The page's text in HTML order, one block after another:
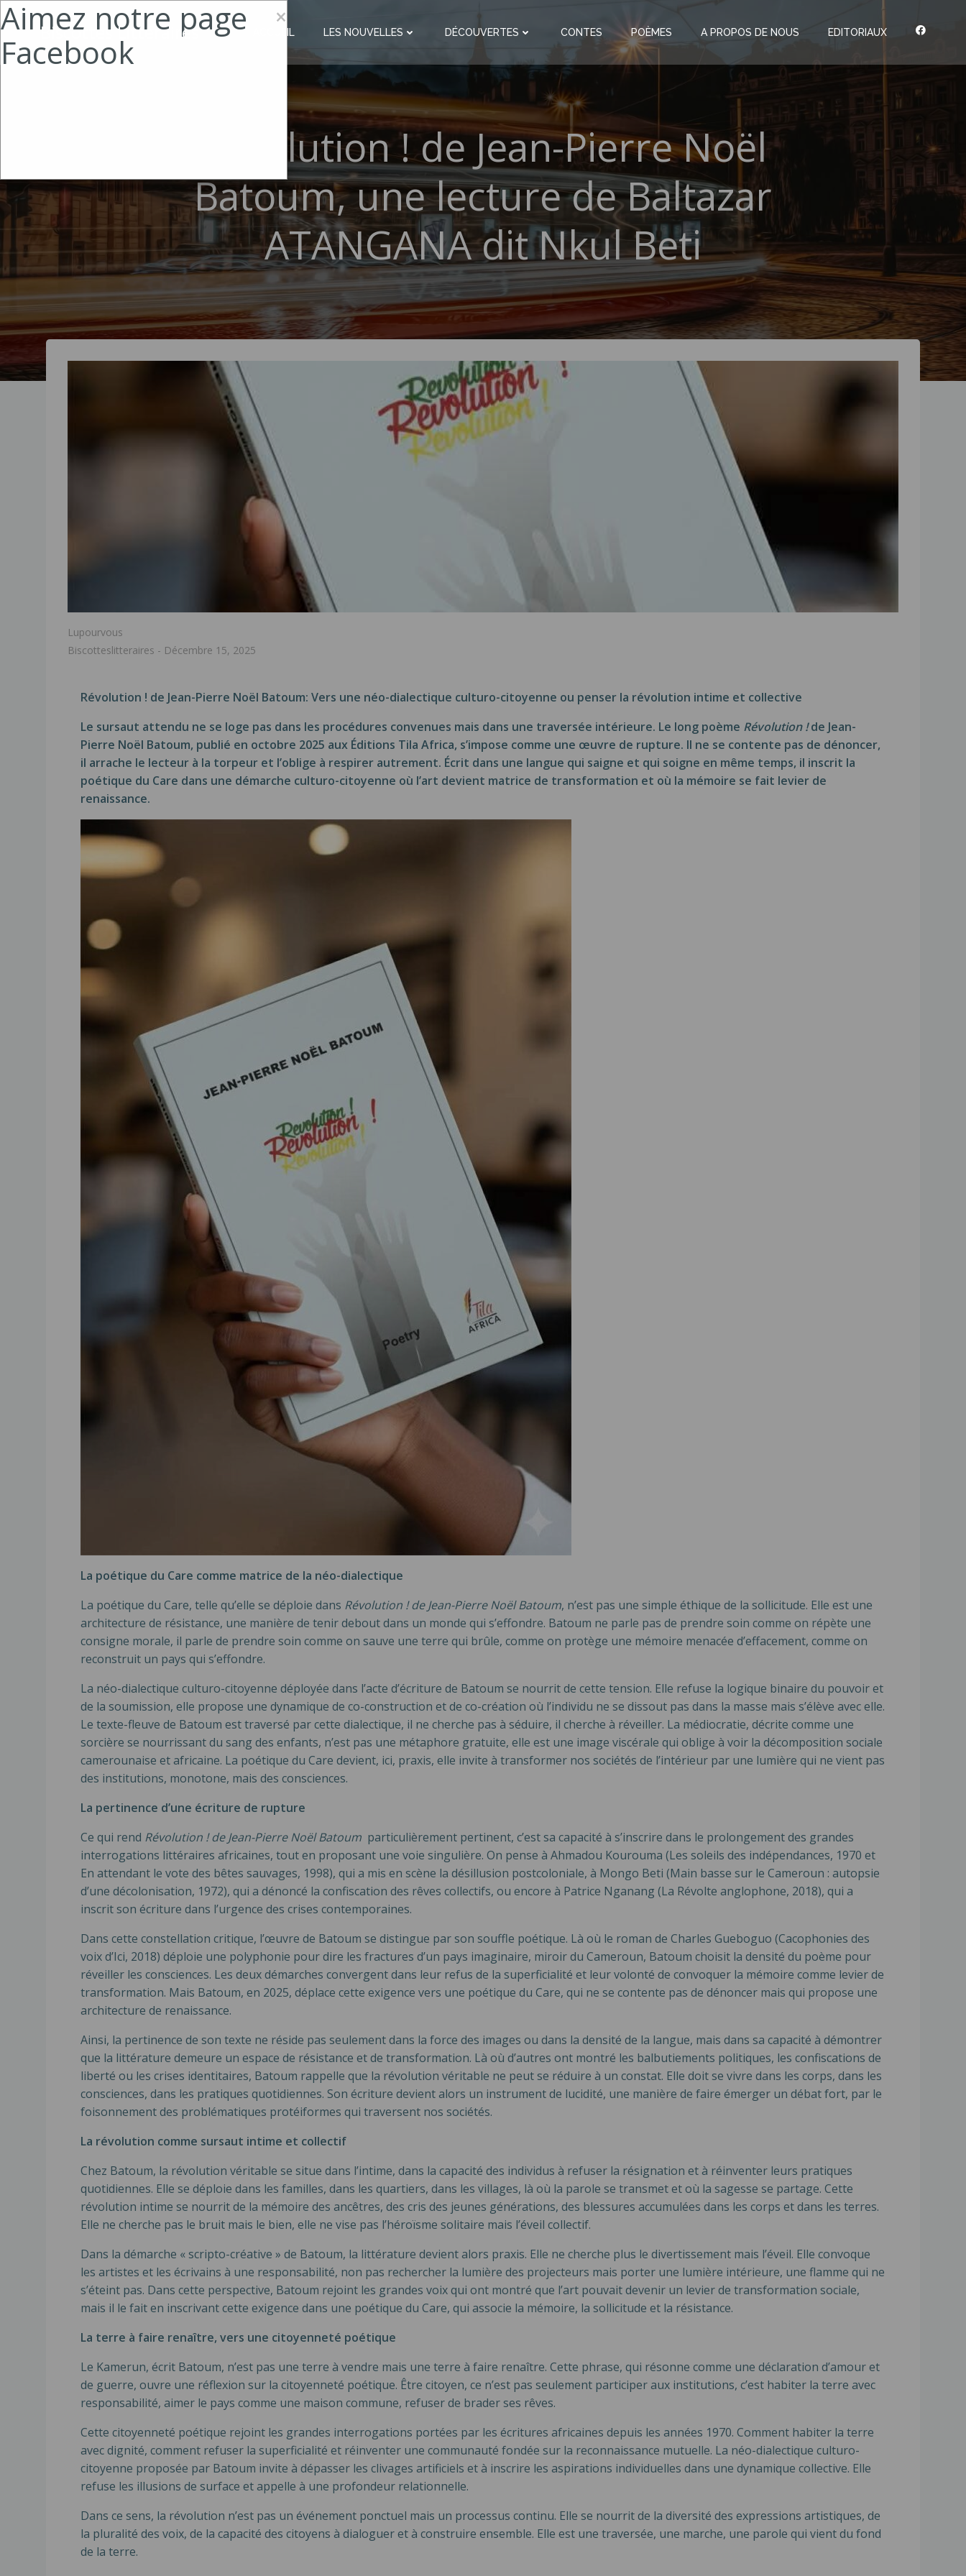
Biscottes Littéraires ACCUEIL LES NOUVELLES DÉCOUVERTES CONTES POÈMES A PROPOS DE NOUS EDITORIAUX
Révolution ! de Jean-Pierre Noël
Batoum, une lecture de Baltazar
ATANGANA dit Nkul Beti
Lupourvous
Biscotteslitteraires - Décembre 15, 2025
Révolution ! de Jean-Pierre Noël Batoum: Vers une néo-dialectique culturo-citoyenne ou penser la révolution intime et collective
Le sursaut attendu ne se loge pas dans les procédures convenues mais dans une traversée intérieure. Le long poème Révolution !de Jean-
Pierre Noël Batoum, publié en octobre 2025 aux Éditions Tila Africa, s’impose comme une œuvre de rupture. Il ne se contente pas de dénoncer,
il arrache le lecteur à la torpeur et l’oblige à respirer autrement. Écrit dans une langue qui saigne et qui soigne en même temps, il inscrit la
poétique du Care dans une démarche culturo-citoyenne où l’art devient matrice de transformation et où la mémoire se fait levier de
renaissance.
La poétique du Care comme matrice de la néo-dialectique
La poétique du Care, telle qu’elle se déploie dans Révolution ! de Jean-Pierre Noël Batoum, n’est pas une simple éthique de la sollicitude. Elle est une
architecture de résistance, une manière de tenir debout dans un monde qui s’effondre. Batoum ne parle pas de prendre soin comme on répète une
consigne morale, il parle de prendre soin comme on sauve une terre qui brûle, comme on protège une mémoire menacée d’effacement, comme on
reconstruit un pays qui s’effondre.
La néo-dialectique culturo-citoyenne déployée dans l’acte d’écriture de Batoum se nourrit de cette tension. Elle refuse la logique binaire du pouvoir et
de la soumission, elle propose une dynamique de co-construction et de co-création où l’individu ne se dissout pas dans la masse mais s’élève avec elle.
Le texte-fleuve de Batoum est traversé par cette dialectique, il ne cherche pas à séduire, il cherche à réveiller. La médiocratie, décrite comme une
sorcière se nourrissant du sang des enfants, n’est pas une métaphore gratuite, elle est une image viscérale qui oblige à voir la décomposition sociale
camerounaise et africaine. La poétique du Care devient, ici, praxis, elle invite à transformer nos sociétés de l’intérieur par une lumière qui ne vient pas
des institutions, monotone, mais des consciences.
La pertinence d’une écriture de rupture
Ce qui rend Révolution ! de Jean-Pierre Noël Batoum particulièrement pertinent, c’est sa capacité à s’inscrire dans le prolongement des grandes
interrogations littéraires africaines, tout en proposant une voie singulière. On pense à Ahmadou Kourouma (Les soleils des indépendances, 1970 et
En attendant le vote des bêtes sauvages, 1998), qui a mis en scène la désillusion postcoloniale, à Mongo Beti (Main basse sur le Cameroun : autopsie
d’une décolonisation, 1972), qui a dénoncé la confiscation des rêves collectifs, ou encore à Patrice Nganang (La Révolte anglophone, 2018), qui a
inscrit son écriture dans l’urgence des crises contemporaines.
Dans cette constellation critique, l’œuvre de Batoum se distingue par son souffle poétique. Là où le roman de Charles Gueboguo (Cacophonies des
voix d’Ici, 2018) déploie une polyphonie pour dire les fractures d’un pays imaginaire, miroir du Cameroun, Batoum choisit la densité du poème pour
réveiller les consciences. Les deux démarches convergent dans leur refus de la superficialité et leur volonté de convoquer la mémoire comme levier de
transformation. Mais Batoum, en 2025, déplace cette exigence vers une poétique du Care, qui ne se contente pas de dénoncer mais qui propose une
architecture de renaissance.
Ainsi, la pertinence de son texte ne réside pas seulement dans la force des images ou dans la densité de la langue, mais dans sa capacité à démontrer
que la littérature demeure un espace de résistance et de transformation. Là où d’autres ont montré les balbutiements politiques, les confiscations de
liberté ou les crises identitaires, Batoum rappelle que la révolution véritable ne peut se réduire à un constat. Elle doit se vivre dans les corps, dans les
consciences, dans les pratiques quotidiennes. Son écriture devient alors un instrument de lucidité, une manière de faire émerger un débat fort, par le
foisonnement des problématiques protéiformes qui traversent nos sociétés.
La révolution comme sursaut intime et collectif
Chez Batoum, la révolution véritable se situe dans l’intime, dans la capacité des individus à refuser la résignation et à réinventer leurs pratiques
quotidiennes. Elle se déploie dans les familles, dans les quartiers, dans les villages, là où la parole se transmet et où la sagesse se partage. Cette
révolution intime se nourrit de la mémoire des ancêtres, des cris des jeunes générations, des blessures accumulées dans les corps et dans les terres.
Elle ne cherche pas le bruit mais le bien, elle ne vise pas l’héroïsme solitaire mais l’éveil collectif.
Dans la démarche « scripto-créative » de Batoum, la littérature devient alors praxis. Elle ne cherche plus le divertissement mais l’éveil. Elle convoque
les artistes et les écrivains à une responsabilité, non pas rechercher la lumière des projecteurs mais porter une lumière intérieure, une flamme qui ne
s’éteint pas. Dans cette perspective, Batoum rejoint les grandes voix qui ont montré que l’art pouvait devenir un levier de transformation sociale,
mais il le fait en inscrivant cette exigence dans une poétique du Care, qui associe la mémoire, la sollicitude et la résistance.
La terre à faire renaître, vers une citoyenneté poétique
Le Kamerun, écrit Batoum, n’est pas une terre à vendre mais une terre à faire renaître. Cette phrase, qui résonne comme une déclaration d’amour et
de guerre, ouvre une réflexion sur la citoyenneté poétique. Être citoyen, ce n’est pas seulement participer aux institutions, c’est habiter la terre avec
responsabilité, aimer le pays comme une maison commune, refuser de brader ses rêves.
Cette citoyenneté poétique rejoint les grandes interrogations portées par les écritures africaines depuis les années 1970. Comment habiter la terre
avec dignité, comment refuser la superficialité et réinventer une communauté fondée sur la reconnaissance mutuelle. La néo-dialectique culturo-
citoyenne proposée par Batoum invite à dépasser les clivages artificiels et à inscrire les aspirations individuelles dans une dynamique collective. Elle
refuse les illusions de surface et appelle à une profondeur relationnelle.
Dans ce sens, la révolution n’est pas un événement ponctuel mais un processus continu. Elle se nourrit de la diversité des expressions artistiques, de
la pluralité des voix, de la capacité des citoyens à dialoguer et à construire ensemble. Elle est une traversée, une marche, une parole qui vient du fond
de la terre.
×
Aimez notre page
Facebook